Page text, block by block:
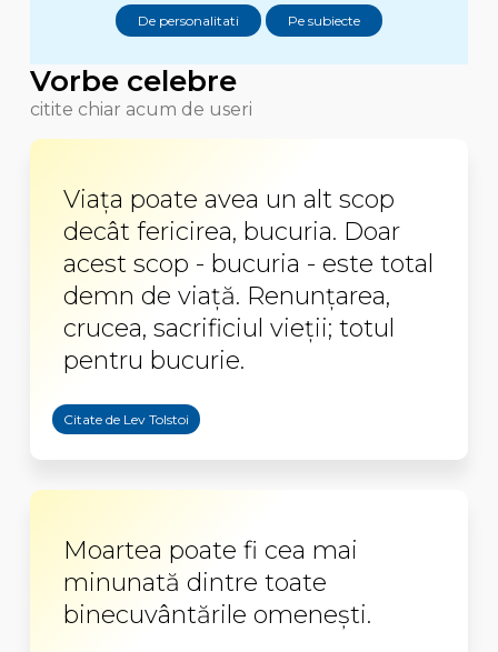
De personalitati Pe subiecte
Vorbe celebre
citite chiar acum de useri
Viaţa poate avea un alt scop
decât fericirea, bucuria. Doar
acest scop - bucuria - este total
demn de viaţă. Renunţarea,
crucea, sacrificiul vieţii; totul
pentru bucurie.
Citate de Lev Tolstoi
Moartea poate fi cea mai
minunată dintre toate
binecuvântările omeneşti.